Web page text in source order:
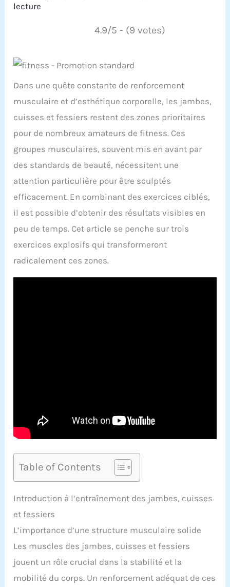
lecture
4.9/5 - (9 votes)
Dans une quête constante de renforcement
musculaire et d’esthétique corporelle, les jambes,
cuisses et fessiers restent des zones prioritaires
pour de nombreux amateurs de fitness. Ces
groupes musculaires, souvent mis en avant par
des standards de beauté, nécessitent une
attention particulière pour être sculptés
efficacement. En combinant des exercices ciblés,
il est possible d’obtenir des résultats visibles en
peu de temps. Cet article se penche sur trois
exercices explosifs qui transformeront
radicalement ces zones.
Table of Contents
Introduction à l’entraînement des jambes, cuisses
et fessiers
L’importance d’une structure musculaire solide
Les muscles des jambes, cuisses et fessiers
jouent un rôle crucial dans la stabilité et la
mobilité du corps. Un renforcement adéquat de ces